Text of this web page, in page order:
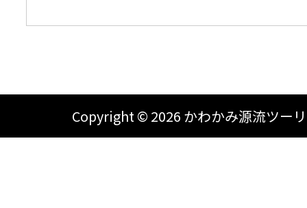
Copyright © 2026 かわかみ源流ツー